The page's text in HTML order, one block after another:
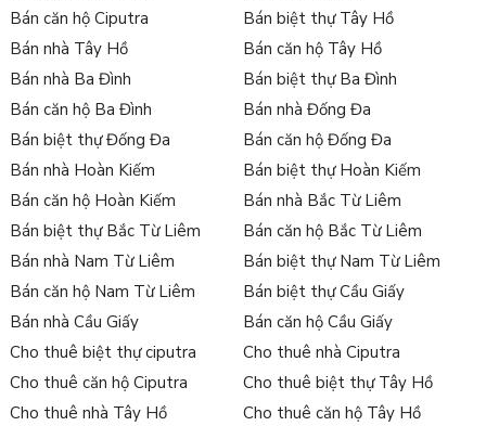
Bán căn hộ Ciputra
Bán biệt thự Tây Hồ
Bán nhà Tây Hồ
Bán căn hộ Tây Hồ
Bán nhà Ba Đình
Bán biệt thự Ba Đình
Bán căn hộ Ba Đình
Bán nhà Đống Đa
Bán biệt thự Đống Đa
Bán căn hộ Đống Đa
Bán nhà Hoàn Kiếm
Bán biệt thự Hoàn Kiếm
Bán căn hộ Hoàn Kiếm
Bán nhà Bắc Từ Liêm
Bán biệt thự Bắc Từ Liêm
Bán căn hộ Bắc Từ Liêm
Bán nhà Nam Từ Liêm
Bán biệt thự Nam Từ Liêm
Bán căn hộ Nam Từ Liêm
Bán biệt thự Cầu Giấy
Bán nhà Cầu Giấy
Bán căn hộ Cầu Giấy
Cho thuê biệt thự ciputra
Cho thuê nhà Ciputra
Cho thuê căn hộ Ciputra
Cho thuê biệt thự Tây Hồ
Cho thuê nhà Tây Hồ
Cho thuê căn hộ Tây Hồ